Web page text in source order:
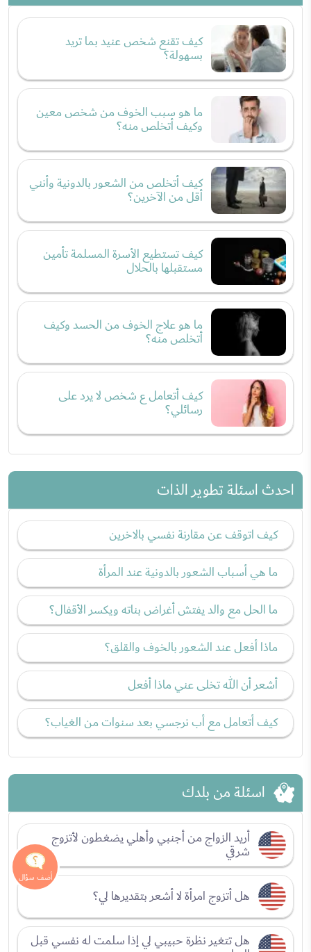
كيف تقنع شخص عنيد بما تريد
بسهولة؟
ما هو سبب الخوف من شخص معين
وكيف أتخلص منه؟
كيف أتخلص من الشعور بالدونية وأنني
أقل من الآخرين؟
كيف تستطيع الأسرة المسلمة تأمين
مستقبلها بالحلال
ما هو علاج الخوف من الحسد وكيف
أتخلص منه؟
كيف أتعامل ع شخص لا يرد على
رسائلي؟
احدث اسئلة تطوير الذات
كيف اتوقف عن مقارنة نفسي بالاخرين
ما هي أسباب الشعور بالدونية عند المرأة
ما الحل مع والد يفتش أغراض بناته ويكسر الأقفال؟
ماذا أفعل عند الشعور بالخوف والقلق؟
أشعر أن الله تخلى عني ماذا أفعل
كيف أتعامل مع أب نرجسي بعد سنوات من الغياب؟
اسئلة من بلدك
أريد الزواج من أجنبي وأهلي يضغطون لأتزوج
شرقي
هل أتزوج امرأة لا أشعر بتقديرها لي؟
هل تتغير نظرة حبيبي لي إذا سلمت له نفسي قبل